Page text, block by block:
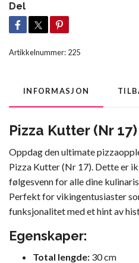
Del
Artikkelnummer: 225
INFORMASJON
Pizza Kutter (Nr 17)
Oppdag den ultimate
Pizza Kutter (Nr 17). Dette er
følgesvenn for alle dine
Perfekt for vikingentusiaster
funksjonalitet med et hint av
Egenskaper:
Total lengde: 30 cm